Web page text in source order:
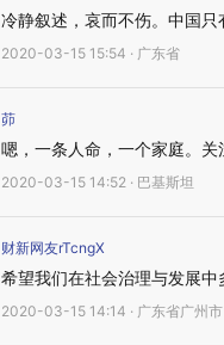
冷静叙述，哀而不伤。中国只
2020-03-15 15:54 · 广东省
茆
嗯，一条人命，一个家庭。关
2020-03-15 14:52 · 巴基斯坦
财新网友rTcngX
希望我们在社会治理与发展
2020-03-15 14:14 · 广东省广州市